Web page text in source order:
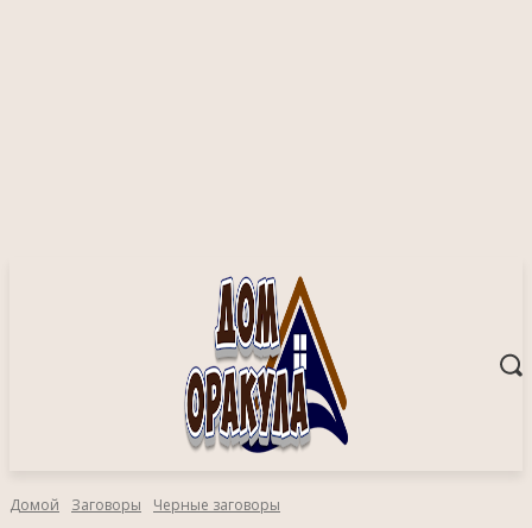
Домой Заговоры Черные заговоры